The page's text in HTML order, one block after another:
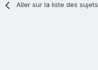
Aller sur la liste des sujets